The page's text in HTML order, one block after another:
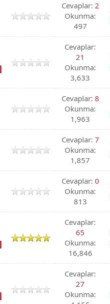
Cevaplar: 2
Okunma:
497
Cevaplar:
21
Okunma:
3,633
Cevaplar: 8
Okunma:
1,963
Cevaplar: 7
Okunma:
1,857
Cevaplar: 0
Okunma:
813
Cevaplar:
65
Okunma:
16,846
Cevaplar:
27
Okunma: